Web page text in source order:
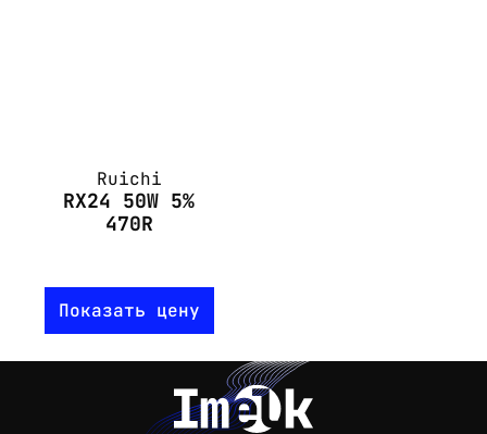
Ruichi
RX24 50W 5%
470R
Показать цену